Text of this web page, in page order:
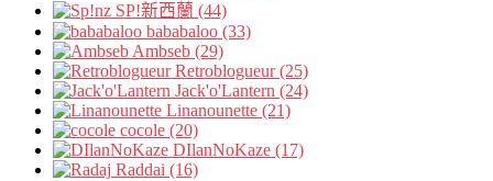
SP!新西蘭 (44)
bababaloo (33)
Ambseb (29)
Retroblogueur (25)
Jack'o'Lantern (24)
Linanounette (21)
cocole (20)
DIlanNoKaze (17)
Raddai (16)